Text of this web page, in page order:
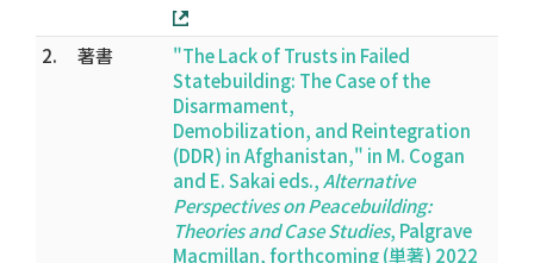
2. 著書
"The Lack of Trusts in Failed
Statebuilding: The Case of the
Disarmament,
Demobilization, and Reintegration
(DDR) in Afghanistan," in M. Cogan
and E. Sakai eds.,Alternative
Perspectives on Peacebuilding:
Theories and Case Studies, Palgrave
Macmillan, forthcoming (単著) 2022